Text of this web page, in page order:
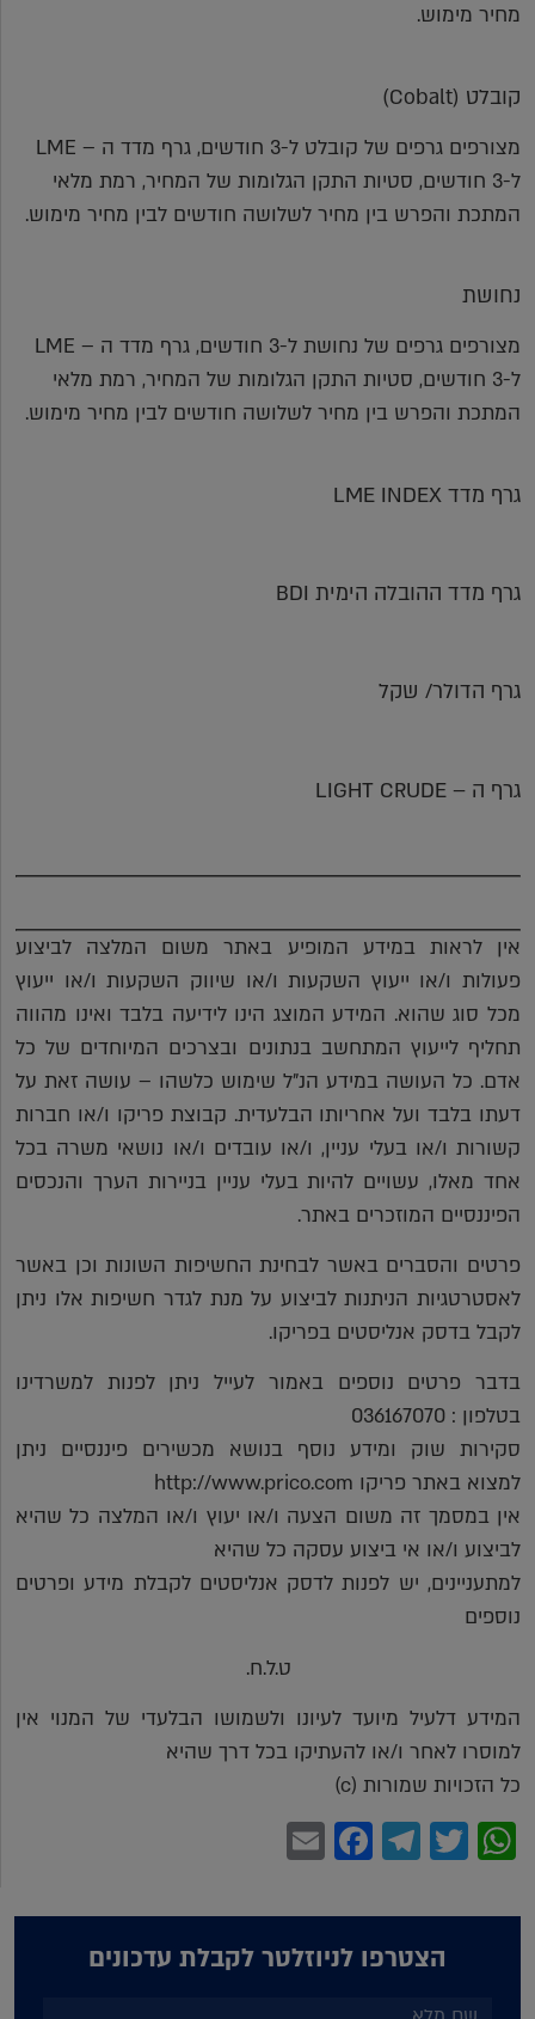
מחיר מימוש.
קובלט (Cobalt)
מצורפים גרפים של קובלט ל-3 חודשים, גרף מדד ה – LME
ל-3 חודשים, סטיות התקן הגלומות של המחיר, רמת מלאי
המתכת והפרש בין מחיר לשלושה חודשים לבין מחיר מימוש.
נחושת
מצורפים גרפים של נחושת ל-3 חודשים, גרף מדד ה – LME
ל-3 חודשים, סטיות התקן הגלומות של המחיר, רמת מלאי
המתכת והפרש בין מחיר לשלושה חודשים לבין מחיר מימוש.
גרף מדד LME INDEX
גרף מדד ההובלה הימית BDI
גרף הדולר/ שקל
גרף ה – LIGHT CRUDE
אין לראות במידע המופיע באתר משום המלצה לביצוע
פעולות ו/או ייעוץ השקעות ו/או שיווק השקעות ו/או ייעוץ
מכל סוג שהוא. המידע המוצג הינו לידיעה בלבד ואינו מהווה
תחליף לייעוץ המתחשב בנתונים ובצרכים המיוחדים של כל
אדם. כל העושה במידע הנ"ל שימוש כלשהו – עושה זאת על
דעתו בלבד ועל אחריותו הבלעדית. קבוצת פריקו ו/או חברות
קשורות ו/או בעלי עניין, ו/או עובדים ו/או נושאי משרה בכל
אחד מאלו, עשויים להיות בעלי עניין בניירות הערך והנכסים
הפיננסיים המוזכרים באתר.
פרטים והסברים באשר לבחינת החשיפות השונות וכן באשר
לאסטרטגיות הניתנות לביצוע על מנת לגדר חשיפות אלו ניתן
לקבל בדסק אנליסטים בפריקו.
בדבר פרטים נוספים באמור לעייל ניתן לפנות למשרדינו
בטלפון : 036167070
סקירות שוק ומידע נוסף בנושא מכשירים פיננסיים ניתן
למצוא באתר פריקו http://www.prico.com
אין במסמך זה משום הצעה ו/או יעוץ ו/או המלצה כל שהיא
לביצוע ו/או אי ביצוע עסקה כל שהיא
למתעניינים, יש לפנות לדסק אנליסטים לקבלת מידע ופרטים
נוספים
ט.ל.ח.
המידע דלעיל מיועד לעיונו ולשמושו הבלעדי של המנוי אין
למוסרו לאחר ו/או להעתיקו בכל דרך שהיא
כל הזכויות שמורות (c)
WhatsApp
Twitter
Telegram
Facebook
הצטרפו לניוזלטר לקבלת עדכונים